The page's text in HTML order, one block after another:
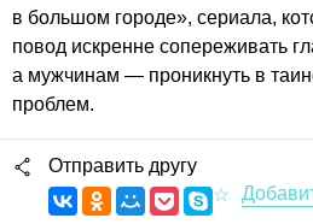
в большом городе», сериала,
повод искренне сопереживать
а мужчинам — проникнуть в
проблем.
Отправить другу